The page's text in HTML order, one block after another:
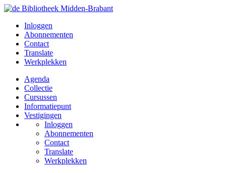
Inloggen
Abonnementen
Contact
Translate
Werkplekken
Agenda
Collectie
Cursussen
Informatiepunt
Vestigingen
Inloggen
Abonnementen
Contact
Translate
Werkplekken